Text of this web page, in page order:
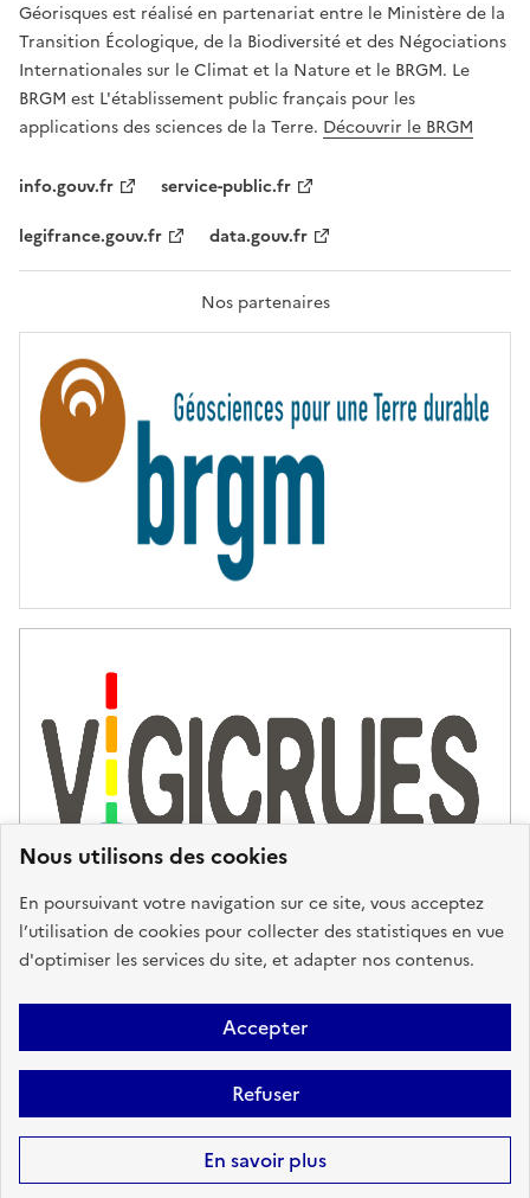
Nous utilisons des cookies
En poursuivant votre navigation sur ce site, vous acceptez
l’utilisation de cookies pour collecter des statistiques en vue
d'optimiser les services du site, et adapter nos contenus.
Accepter
Refuser
En savoir plus
T
É
,
É
G
A
L
F
A
T
R
T
É
Géorisques est réalisé en partenariat entre le Ministère de la
Transition Écologique, de la Biodiversité et des Négociations
Internationales sur le Climat et la Nature et le BRGM. Le
BRGM est L'établissement public français pour les
applications des sciences de la Terre. Découvrir le BRGM
info.gouv.fr
service-public.fr
legifrance.gouv.fr
data.gouv.fr
Nos partenaires
Plan du site Accessibilité : partiellement conforme
Mentions
Légales
Données personnelles Gestion des cookies
FAQ
Glossaire
BRGM
Sauf mention contraire, tous les contenus de ce site sont sous